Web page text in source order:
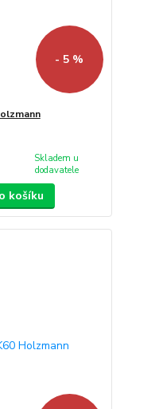
- 5 %
Skladem u
dodavatele
košíku